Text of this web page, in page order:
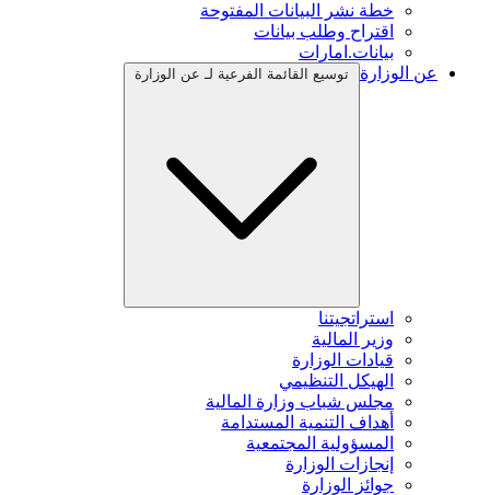
خطة نشر البيانات المفتوحة
اقتراح وطلب بيانات
بيانات.امارات
عن الوزارة
توسيع القائمة الفرعية لـ عن الوزارة
استراتجيتنا
وزير المالية
قيادات الوزارة
الهيكل التنظيمي
مجلس شباب وزارة المالية
أهداف التنمية المستدامة
المسؤولية المجتمعية
إنجازات الوزارة
جوائز الوزارة